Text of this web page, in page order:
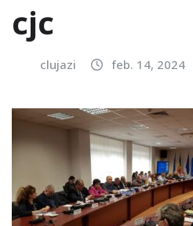
cjc
clujazi feb. 14, 2024